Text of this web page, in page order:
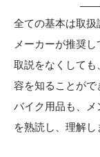
全ての基本は取扱
メーカーが推奨
取説をなくして
容を知ることがで
バイク用品も、
を熟読し、理解し